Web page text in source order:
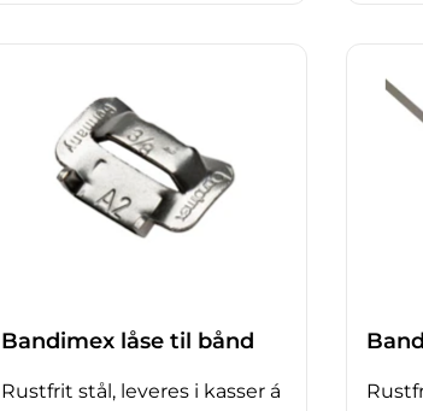
Bandimex låse til bånd
Rustfrit stål, leveres i kasser á